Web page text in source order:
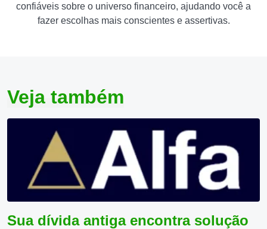
confiáveis sobre o universo financeiro, ajudando você a
fazer escolhas mais conscientes e assertivas.
Veja também
Sua dívida antiga encontra solução